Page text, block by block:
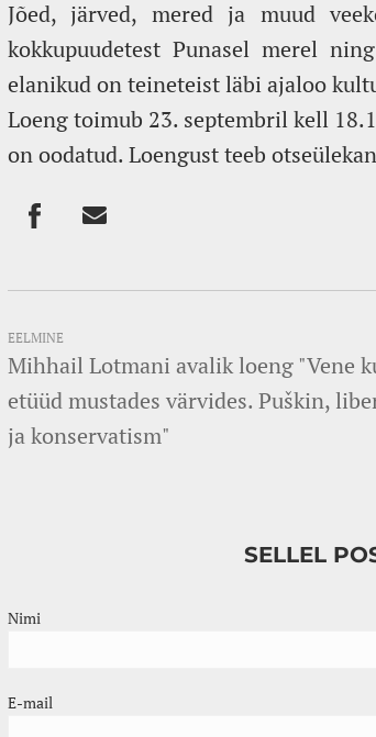
Jõed, järved, mered ja muud
kokkupuudetest Punasel merel
elanikud on teineteist läbi ajaloo
Loeng toimub 23. septembril kell
on oodatud. Loengust teeb
EELMINE
Mihhail Lotmani avalik loeng "Vene
etüüd mustades värvides. Puškin,
ja konservatism"
SELLEL
Nimi
E-mail